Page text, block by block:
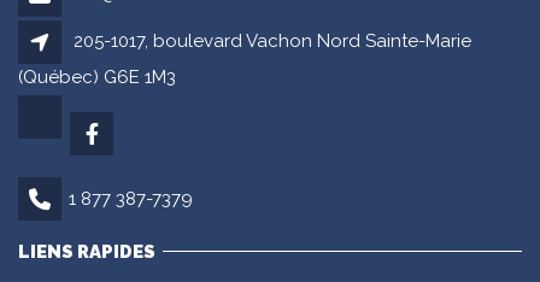
205-1017, boulevard Vachon Nord Sainte-Marie
(Québec) G6E 1M3
1 877 387-7379
LIENS RAPIDES